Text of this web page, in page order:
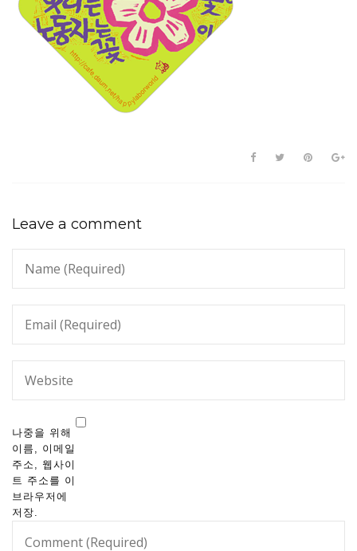
Leave a comment
나중을 위해
이름, 이메일
주소, 웹사이
트 주소를 이
브라우저에
저장.